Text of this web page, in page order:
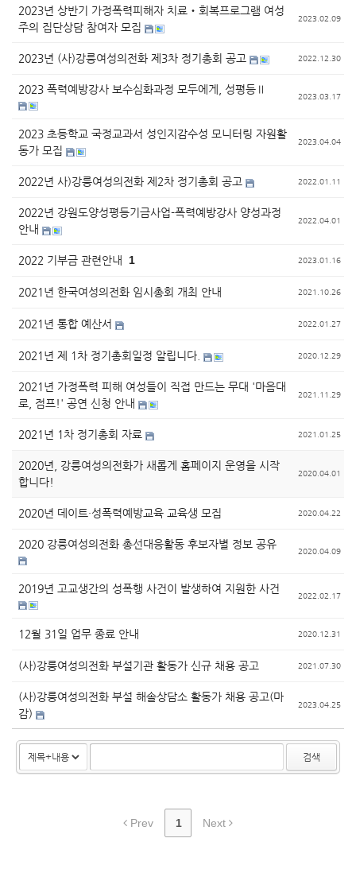
2023년 상반기 가정폭력피해자 치료‧회복프로그램 여성
주의 집단상담 참여자 모집
2023.02.09
2023년 (사)강릉여성의전화 제3차 정기총회 공고 2022.12.30
2023 폭력예방강사 보수심화과정 모두에게, 성평등Ⅱ
2023.03.17
2023 초등학교 국정교과서 성인지감수성 모니터링 자원활
동가 모집
2023.04.04
2022년 사)강릉여성의전화 제2차 정기총회 공고 2022.01.11
2022년 강원도양성평등기금사업-폭력예방강사 양성과정
안내
2022.04.01
2022 기부금 관련안내 1 2023.01.16
2021년 한국여성의전화 임시총회 개최 안내 2021.10.26
2021년 통합 예산서 2022.01.27
2021년 제 1차 정기총회일정 알립니다. 2020.12.29
2021년 가정폭력 피해 여성들이 직접 만드는 무대 '마음대
로, 점프!' 공연 신청 안내
2021.11.29
2021년 1차 정기총회 자료 2021.01.25
2020년, 강릉여성의전화가 새롭게 홈페이지 운영을 시작
합니다!
2020.04.01
2020년 데이트·성폭력예방교육 교육생 모집 2020.04.22
2020 강릉여성의전화 총선대응활동 후보자별 정보 공유
2020.04.09
2019년 고교생간의 성폭행 사건이 발생하여 지원한 사건
2022.02.17
12월 31일 업무 종료 안내 2020.12.31
(사)강릉여성의전화 부설기관 활동가 신규 채용 공고 2021.07.30
(사)강릉여성의전화 부설 해솔상담소 활동가 채용 공고(마
감)
2023.04.25
검색
Prev 1 Next